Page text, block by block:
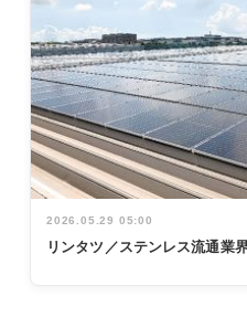
2026.05.29 05:00
リンタツ／ステンレス流通業